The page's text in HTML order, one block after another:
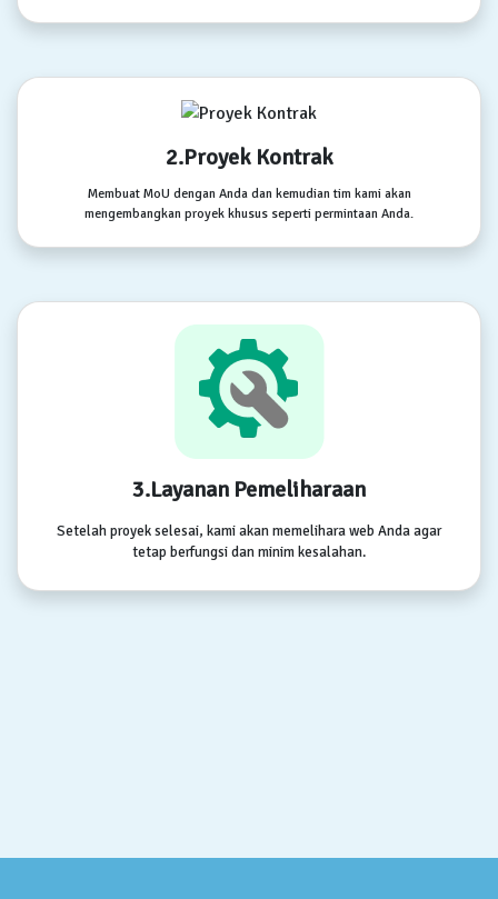
2.Proyek Kontrak
Membuat MoU dengan Anda dan kemudian tim kami akan
mengembangkan proyek khusus seperti permintaan Anda.
3.Layanan Pemeliharaan
Setelah proyek selesai, kami akan memelihara web Anda agar
tetap berfungsi dan minim kesalahan.